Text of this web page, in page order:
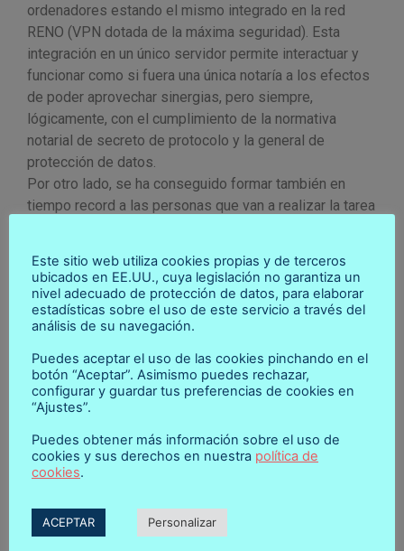
ordenadores estando el mismo integrado en la red
RENO (VPN dotada de la máxima seguridad). Esta
integración en un único servidor permite interactuar y
funcionar como si fuera una única notaría a los efectos
de poder aprovechar sinergias, pero siempre,
lógicamente, con el cumplimiento de la normativa
notarial de secreto de protocolo y la general de
protección de datos.
Por otro lado, se ha conseguido formar también en
tiempo record a las personas que van a realizar la tarea
el tipo de documento que vamos a autorizar) sino
también informática que les permita utilizar el
programa de preparación de escrituras. No me canso
de repetir y elogiar el acierto en la elección de las
personas. Su entusiasmo por la tarea es
inconmensurable, en gran parte motivado por el
conocimiento que tienen de la realidad actual de esta
Hoy hemos tenido la ocasión de conocernos mejor
todos los implicados en el inicio de este proyecto en
entablar una relación más directa y, sobre todo, más
sosegada. Ha sido en un restaurante de El Paso, al pie
Este sitio web utiliza cookies propias y de terceros
ubicados en EE.UU., cuya legislación no garantiza un
nivel adecuado de protección de datos, para elaborar
estadísticas sobre el uso de este servicio a través del
análisis de su navegación.
Puedes aceptar el uso de las cookies pinchando en el
botón “Aceptar”. Asimismo puedes rechazar,
configurar y guardar tus preferencias de cookies en
“Ajustes”.
Puedes obtener más información sobre el uso de
cookies y sus derechos en nuestra política de
cookies.
ACEPTAR Personalizar